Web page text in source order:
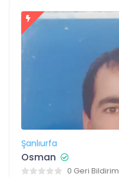
Şanlıurfa
Osman
0 Geri Bildirim